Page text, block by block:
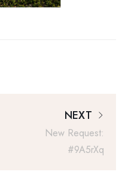
NEXT
New Request:
#9A5rXq